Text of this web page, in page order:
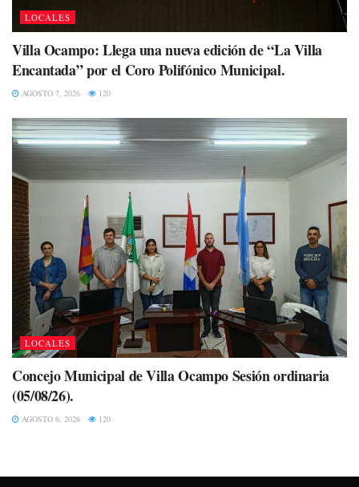
LOCALES
Villa Ocampo: Llega una nueva edición de “La Villa
Encantada” por el Coro Polifónico Municipal.
AGOSTO 7, 2026 120
LOCALES
Concejo Municipal de Villa Ocampo Sesión ordinaria
(05/08/26).
AGOSTO 6, 2026 120